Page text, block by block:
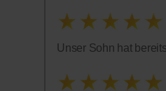
Unser Sohn hat